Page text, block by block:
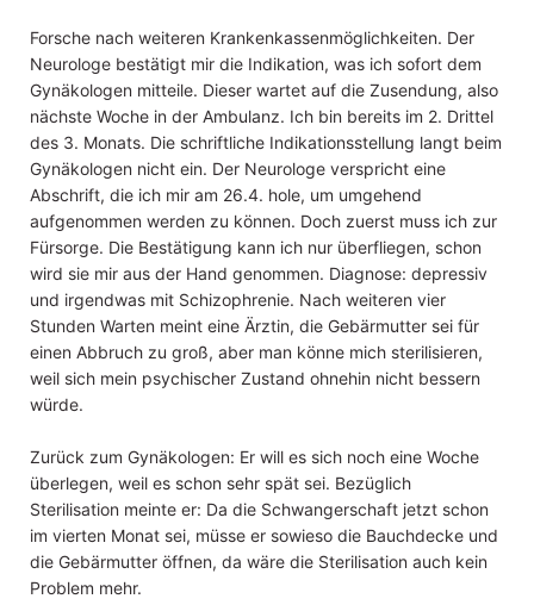
Forsche nach weiteren Krankenkassenmöglichkeiten. Der
Neurologe bestätigt mir die Indikation, was ich sofort dem
Gynäkologen mitteile. Dieser wartet auf die Zusendung, also
nächste Woche in der Ambulanz. Ich bin bereits im 2. Drittel
des 3. Monats. Die schriftliche Indikationsstellung langt beim
Gynäkologen nicht ein. Der Neurologe verspricht eine
Abschrift, die ich mir am 26.4. hole, um umgehend
aufgenommen werden zu können. Doch zuerst muss ich zur
Fürsorge. Die Bestätigung kann ich nur überfliegen, schon
wird sie mir aus der Hand genommen. Diagnose: depressiv
und irgendwas mit Schizophrenie. Nach weiteren vier
Stunden Warten meint eine Ärztin, die Gebärmutter sei für
einen Abbruch zu groß, aber man könne mich sterilisieren,
weil sich mein psychischer Zustand ohnehin nicht bessern
würde.
Zurück zum Gynäkologen: Er will es sich noch eine Woche
überlegen, weil es schon sehr spät sei. Bezüglich
Sterilisation meinte er: Da die Schwangerschaft jetzt schon
im vierten Monat sei, müsse er sowieso die Bauchdecke und
die Gebärmutter öffnen, da wäre die Sterilisation auch kein
Problem mehr.